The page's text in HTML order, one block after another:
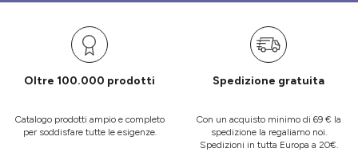
Oltre 100.000 prodotti
Catalogo prodotti ampio e completo
per soddisfare tutte le esigenze.
Spedizione gratuita
Con un acquisto minimo di 69 € la
spedizione la regaliamo noi.
Spedizioni in tutta Europa a 20€.